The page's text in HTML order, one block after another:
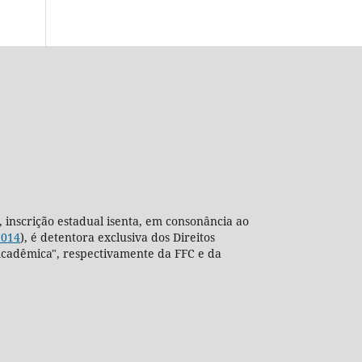
inscrição estadual isenta, em consonância ao
), é detentora exclusiva dos Direitos
respectivamente da FFC e da